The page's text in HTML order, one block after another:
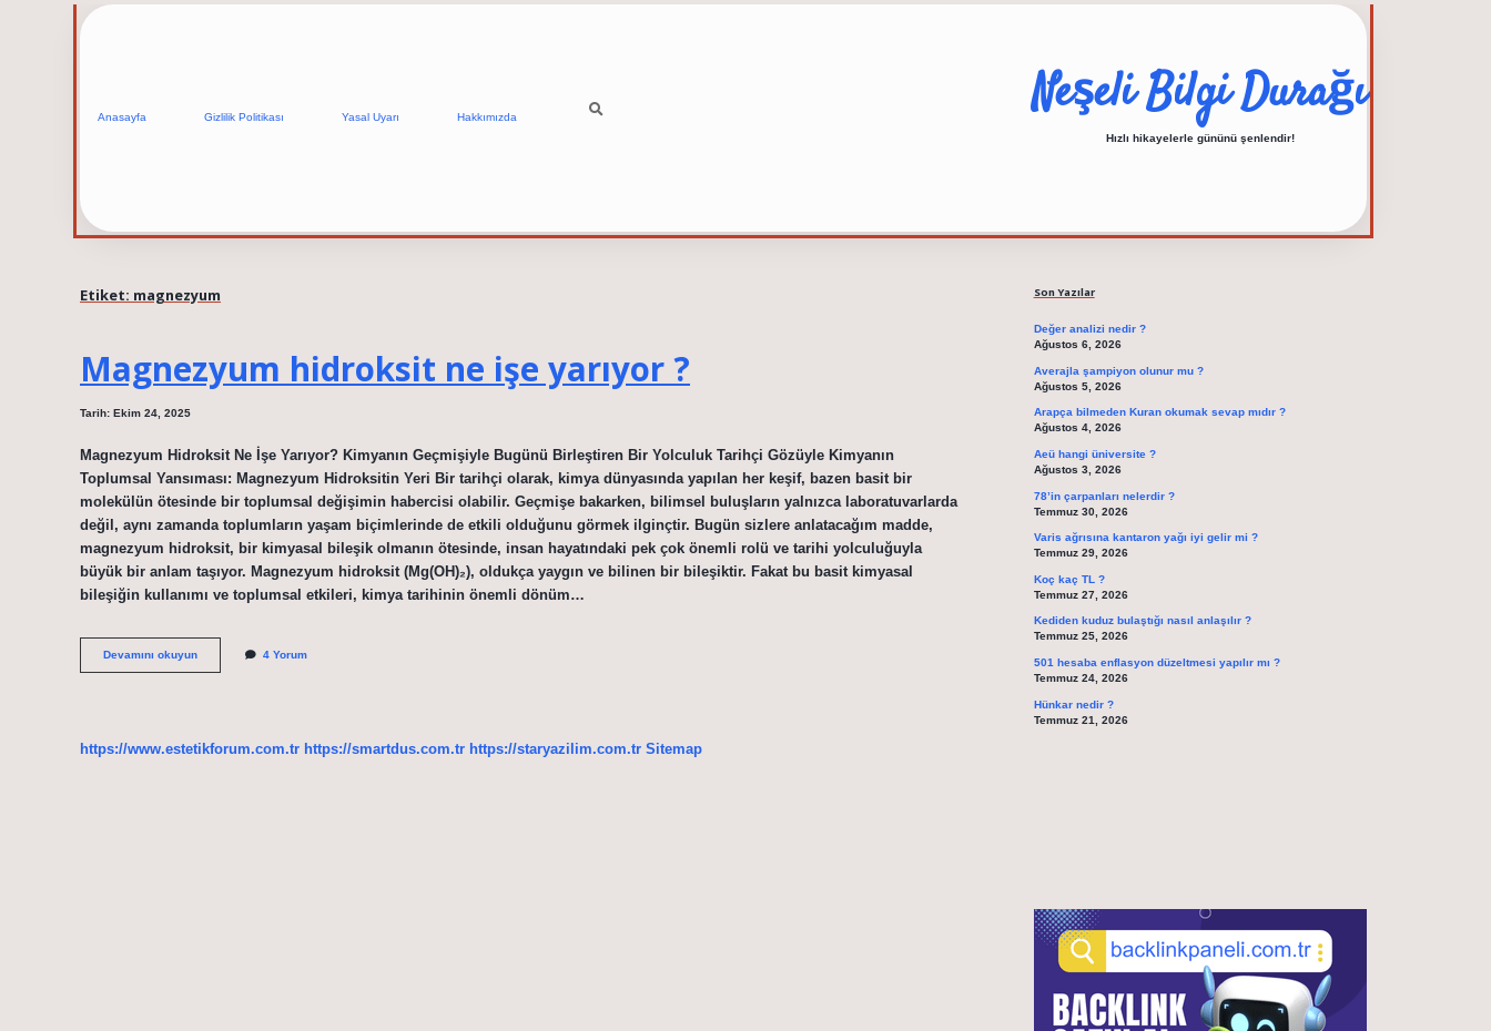
Anasayfa Gizlilik Politikası Yasal Uyarı Hakkımızda Neşeli Bilgi Durağı
Hızlı hikayelerle gününü şenlendir!
Etiket: magnezyum
Magnezyum hidroksit ne işe yarıyor ?
Tarih: Ekim 24, 2025
Magnezyum Hidroksit Ne İşe Yarıyor? Kimyanın Geçmişiyle Bugünü Birleştiren Bir Yolculuk Tarihçi Gözüyle Kimyanın
Toplumsal Yansıması: Magnezyum Hidroksitin Yeri Bir tarihçi olarak, kimya dünyasında yapılan her keşif, bazen basit bir
molekülün ötesinde bir toplumsal değişimin habercisi olabilir. Geçmişe bakarken, bilimsel buluşların yalnızca laboratuvarlarda
değil, aynı zamanda toplumların yaşam biçimlerinde de etkili olduğunu görmek ilginçtir. Bugün sizlere anlatacağım madde,
magnezyum hidroksit, bir kimyasal bileşik olmanın ötesinde, insan hayatındaki pek çok önemli rolü ve tarihi yolculuğuyla
büyük bir anlam taşıyor. Magnezyum hidroksit (Mg(OH)₂), oldukça yaygın ve bilinen bir bileşiktir. Fakat bu basit kimyasal
bileşiğin kullanımı ve toplumsal etkileri, kimya tarihinin önemli dönüm…
Devamını okuyunMagnezyum
hidroksit
4 Yorum
https://www.estetikforum.com.tr https://smartdus.com.tr https://staryazilim.com.tr Sitemap
Son Yazılar
Değer analizi nedir ?
Ağustos 6, 2026
Averajla şampiyon olunur mu ?
Ağustos 5, 2026
Arapça bilmeden Kuran okumak sevap mıdır ?
Ağustos 4, 2026
Aeü hangi üniversite ?
Ağustos 3, 2026
78’in çarpanları nelerdir ?
Temmuz 30, 2026
Varis ağrısına kantaron yağı iyi gelir mi ?
Temmuz 29, 2026
Koç kaç TL ?
Temmuz 27, 2026
Kediden kuduz bulaştığı nasıl anlaşılır ?
Temmuz 25, 2026
501 hesaba enflasyon düzeltmesi yapılır mı ?
Temmuz 24, 2026
Hünkar nedir ?
Temmuz 21, 2026
elexbet güncel adresihttps://tulipbett.net/